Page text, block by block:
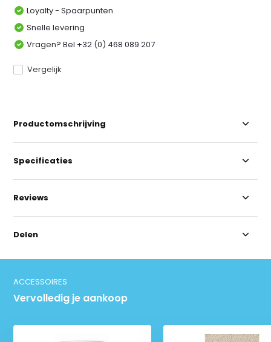
Loyalty - Spaarpunten
Snelle levering
Vragen? Bel +32 (0) 468 089 207
Vergelijk
Productomschrijving
Specificaties
Reviews
Delen
ACCESSOIRES
Vervolledig je aankoop